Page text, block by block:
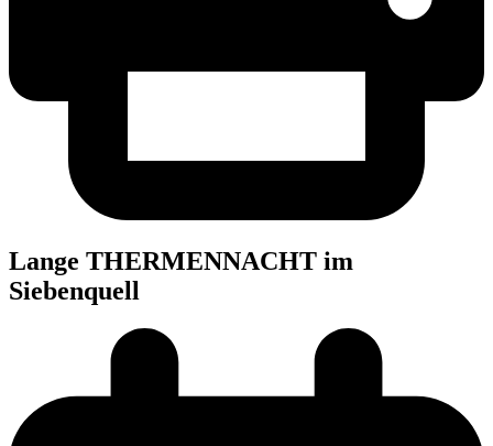
Lan­ge THER­MEN­NACHT im
Siebenquell